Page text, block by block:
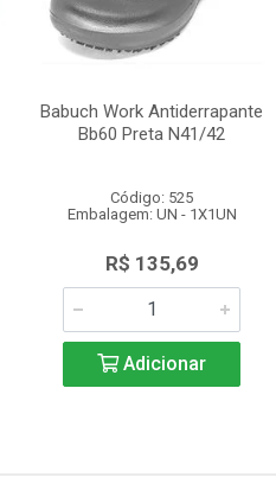
Babuch Work Antiderrapante
Bb60 Preta N41/42
Código: 525
Embalagem: UN - 1X1UN
R$ 135,69
Adicionar